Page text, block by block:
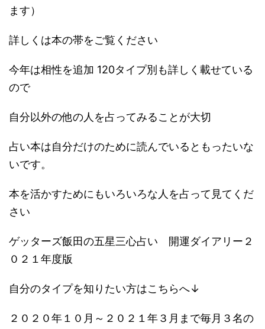
ます）
詳しくは本の帯をご覧ください
今年は相性を追加 120タイプ別も詳しく載せている
ので
自分以外の他の人を占ってみることが大切
占い本は自分だけのために読んでいるともったいな
いです。
本を活かすためにもいろいろな人を占って見てくだ
さい
ゲッターズ飯田の五星三心占い 開運ダイアリー２
０２１年度版
自分のタイプを知りたい方はこちらへ↓
２０２０年１０月～２０２１年３月まで毎月３名の